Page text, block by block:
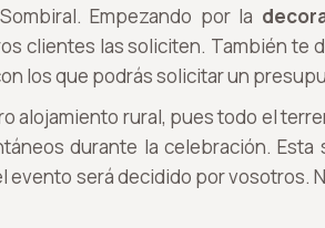
Empezando por la
clientes las soliciten. También te
los que podrás solicitar un
alojamiento rural, pues todo el
durante la celebración. Esta
evento será decidido por